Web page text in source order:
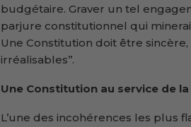
budgétaire. Graver un tel
parjure constitutionnel qui
Une Constitution doit être
irréalisables’’.
Une Constitution au service de
L’une des incohérences les plus